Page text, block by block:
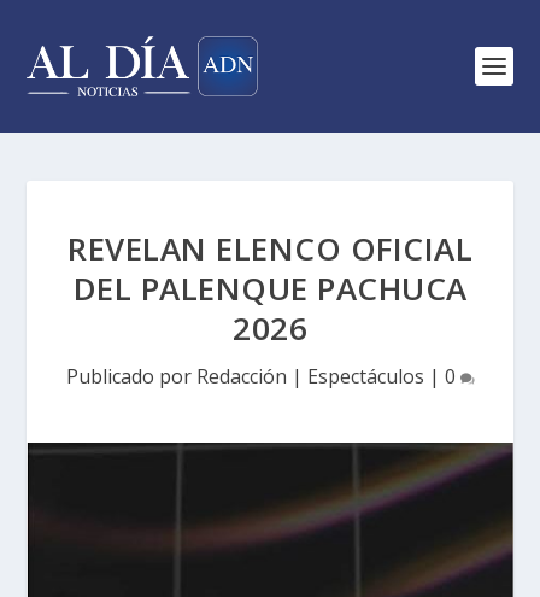
REVELAN ELENCO OFICIAL
DEL PALENQUE PACHUCA
2026
Publicado por Redacción | Espectáculos | 0